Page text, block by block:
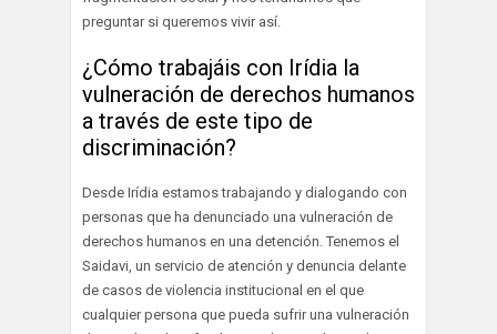
preguntar si queremos vivir así.
¿Cómo trabajáis con Irídia la
vulneración de derechos humanos
a través de este tipo de
discriminación?
Desde Irídia estamos trabajando y dialogando con
personas que ha denunciado una vulneración de
derechos humanos en una detención. Tenemos el
Saidavi, un servicio de atención y denuncia delante
de casos de violencia institucional en el que
cualquier persona que pueda sufrir una vulneración